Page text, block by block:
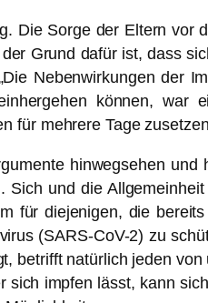
Die Sorge der Eltern vor
Grund dafür ist, dass
Nebenwirkungen der
können, war
für mehrere Tage
hinwegsehen und
Sich und die
für diejenigen, die
(SARS-CoV-2) zu
betrifft natürlich jeden
impfen lässt, kann